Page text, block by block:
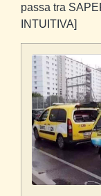
passa tra
INTUITIVA]